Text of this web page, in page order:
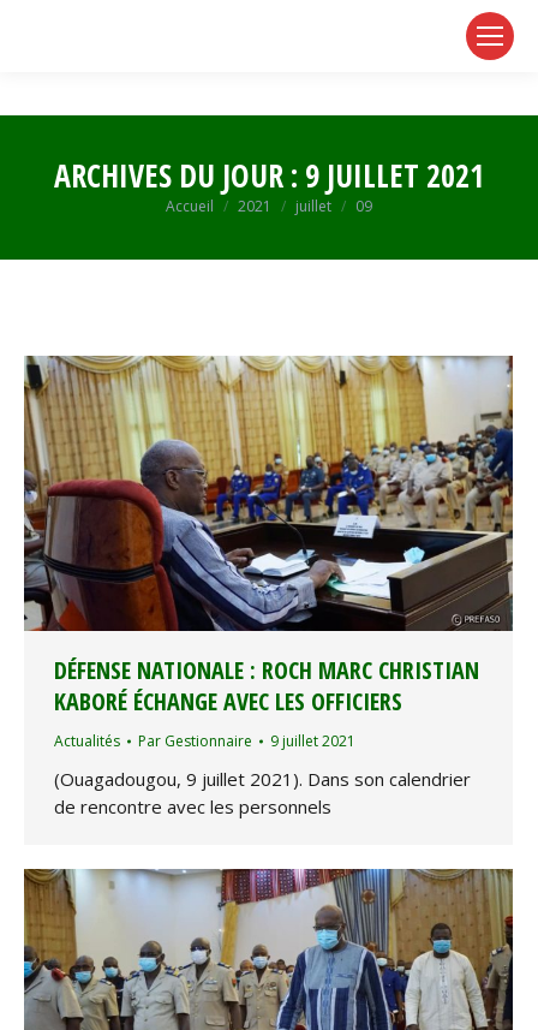
ARCHIVES DU JOUR : 9 JUILLET 2021
Vous êtes ici :
Accueil 2021 juillet 09
DÉFENSE NATIONALE : ROCH MARC CHRISTIAN
KABORÉ ÉCHANGE AVEC LES OFFICIERS
Actualités Par Gestionnaire 9 juillet 2021
(Ouagadougou, 9 juillet 2021). Dans son calendrier
de rencontre avec les personnels